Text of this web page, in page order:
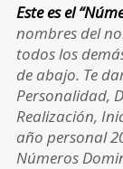
Este es el
nombres del
todos los
de abajo. Te
Personalidad,
Realización,
año personal
Números